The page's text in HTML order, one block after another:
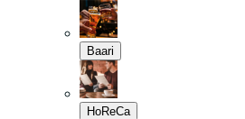
Baari
HoReCa